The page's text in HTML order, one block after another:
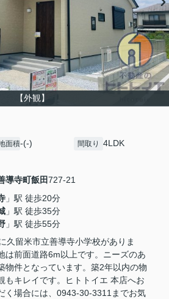
【外観】
面積-(-) 間取り 4LDK
導寺町飯田727-21
」駅 徒歩20分
」駅 徒歩35分
」駅 徒歩55分
久留米市立善導寺小学校がありま
は前面道路6m以上です。ニーズのあ
物件となっています。築2年以内の物
もキレイです。ヒトトイエ 本店へお
く場合には、0943-30-3311までお気